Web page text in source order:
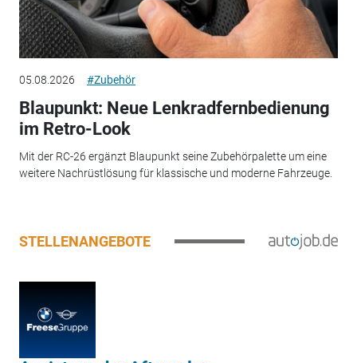
05.08.2026 #Zubehör
Blaupunkt: Neue Lenkradfernbedienung
im Retro-Look
Mit der RC-26 ergänzt Blaupunkt seine Zubehörpalette um eine
weitere Nachrüstlösung für klassische und moderne Fahrzeuge.
STELLENANGEBOTE